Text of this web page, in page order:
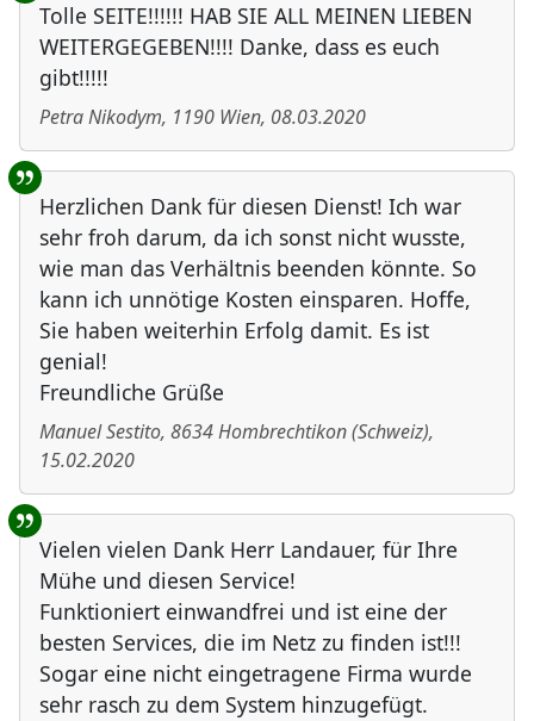
Tolle SEITE!!!!!! HAB SIE ALL MEINEN LIEBEN
WEITERGEGEBEN!!!! Danke, dass es euch
gibt!!!!!
Petra Nikodym, 1190 Wien, 08.03.2020
Herzlichen Dank für diesen Dienst! Ich war
sehr froh darum, da ich sonst nicht wusste,
wie man das Verhältnis beenden könnte. So
kann ich unnötige Kosten einsparen. Hoffe,
Sie haben weiterhin Erfolg damit. Es ist
genial!
Freundliche Grüße
Manuel Sestito, 8634Hombrechtikon(Schweiz),
15.02.2020
Vielen vielen Dank Herr Landauer, für Ihre
Mühe und diesen Service!
Funktioniert einwandfrei und ist eine der
besten Services, die im Netz zu finden ist!!!
Sogar eine nicht eingetragene Firma wurde
sehr rasch zu dem System hinzugefügt.